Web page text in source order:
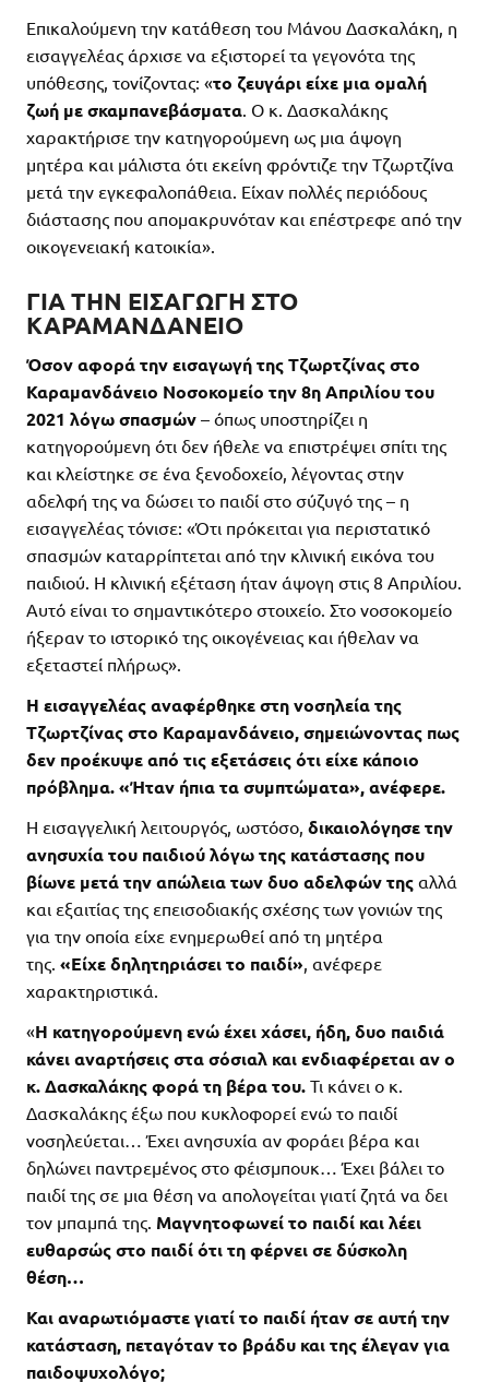
Επικαλούμενη την κατάθεση του Μάνου Δασκαλάκη, η
εισαγγελέας άρχισε να εξιστορεί τα γεγονότα της
υπόθεσης, τονίζοντας: «το ζευγάρι είχε μια ομαλή
ζωή με σκαμπανεβάσματα. Ο κ. Δασκαλάκης
χαρακτήρισε την κατηγορούμενη ως μια άψογη
μητέρα και μάλιστα ότι εκείνη φρόντιζε την Τζωρτζίνα
μετά την εγκεφαλοπάθεια. Είχαν πολλές περιόδους
διάστασης που απομακρυνόταν και επέστρεφε από την
οικογενειακή κατοικία».
ΓΙΑ ΤΗΝ ΕΙΣΑΓΩΓΗ ΣΤΟ
ΚΑΡΑΜΑΝΔΑΝΕΙΟ
Όσον αφορά την εισαγωγή της Τζωρτζίνας στο
Καραμανδάνειο Νοσοκομείο την 8η Απριλίου του
2021 λόγω σπασμών – όπως υποστηρίζει η
κατηγορούμενη ότι δεν ήθελε να επιστρέψει σπίτι της
και κλείστηκε σε ένα ξενοδοχείο, λέγοντας στην
αδελφή της να δώσει το παιδί στο σύζυγό της – η
εισαγγελέας τόνισε: «Ότι πρόκειται για περιστατικό
σπασμών καταρρίπτεται από την κλινική εικόνα του
παιδιού. Η κλινική εξέταση ήταν άψογη στις 8 Απριλίου.
Αυτό είναι το σημαντικότερο στοιχείο. Στο νοσοκομείο
ήξεραν το ιστορικό της οικογένειας και ήθελαν να
εξεταστεί πλήρως».
Η εισαγγελέας αναφέρθηκε στη νοσηλεία της
Τζωρτζίνας στο Καραμανδάνειο, σημειώνοντας πως
δεν προέκυψε από τις εξετάσεις ότι είχε κάποιο
πρόβλημα. «Ήταν ήπια τα συμπτώματα», ανέφερε.
Η εισαγγελική λειτουργός, ωστόσο, δικαιολόγησε την
ανησυχία του παιδιού λόγω της κατάστασης που
βίωνε μετά την απώλεια των δυο αδελφών της αλλά
και εξαιτίας της επεισοδιακής σχέσης των γονιών της
για την οποία είχε ενημερωθεί από τη μητέρα
της. «Είχε δηλητηριάσει το παιδί», ανέφερε
χαρακτηριστικά.
«Η κατηγορούμενη ενώ έχει χάσει, ήδη, δυο παιδιά
κάνει αναρτήσεις στα σόσιαλ και ενδιαφέρεται αν ο
κ. Δασκαλάκης φορά τη βέρα του. Τι κάνει ο κ.
Δασκαλάκης έξω που κυκλοφορεί ενώ το παιδί
νοσηλεύεται… Έχει ανησυχία αν φοράει βέρα και
δηλώνει παντρεμένος στο φέισμπουκ… Έχει βάλει το
παιδί της σε μια θέση να απολογείται γιατί ζητά να δει
τον μπαμπά της. Μαγνητοφωνεί το παιδί και λέει
ευθαρσώς στο παιδί ότι τη φέρνει σε δύσκολη
θέση…
Και αναρωτιόμαστε γιατί το παιδί ήταν σε αυτή την
κατάσταση, πεταγόταν το βράδυ και της έλεγαν για
παιδοψυχολόγο;